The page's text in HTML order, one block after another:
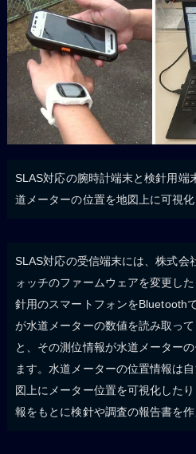
SLAS対応の腕時計端末と検針用端
道メーターの位置を地図上に可視化
SLAS対応の受信端末には、株式会
ォッチのファームウェアを変更し
針用のスマートフォンをBluetooth
が水道メーターの数値を読み取っ
と、その測位情報が水道メーター
ます。水道メーターの位置情報は
図上にメーター位置を可視化した
報をもとに検針や調査の報告書を作